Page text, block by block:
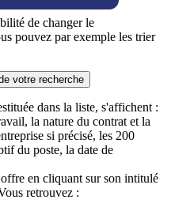
de changer le
pouvez par exemple les trier
votre recherche
dans la liste, s'affichent :
la nature du contrat et la
si précisé, les 200
du poste, la date de
en cliquant sur son intitulé
retrouvez :